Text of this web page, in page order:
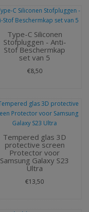
Type-C Siliconen
Stofpluggen - Anti-
Stof Beschermkap
set van 5
€8,50
Tempered glas 3D
protective screen
Protector voor
Samsung Galaxy S23
Ultra
€13,50